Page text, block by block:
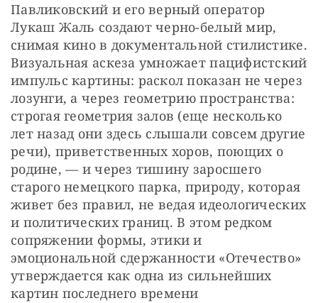
Павликовский и его верный оператор
Лукаш Жаль создают черно-белый мир,
снимая кино в документальной стилистике.
Визуальная аскеза умножает пацифистский
импульс картины: раскол показан не через
лозунги, а через геометрию пространства:
строгая геометрия залов (еще несколько
лет назад они здесь слышали совсем другие
речи), приветственных хоров, поющих о
родине, — и через тишину заросшего
старого немецкого парка, природу, которая
живет без правил, не ведая идеологических
и политических границ. В этом редком
сопряжении формы, этики и
эмоциональной сдержанности «Отечество»
утверждается как одна из сильнейших
картин последнего времени